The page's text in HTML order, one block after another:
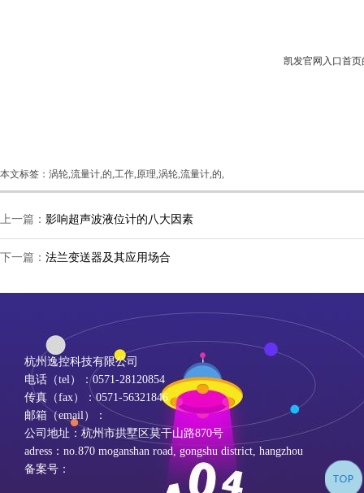
凯发官网入口首
本文标签：涡轮,流量计,的,工作,原理,涡轮,流量计,的,
上一篇： 影响超声波液位计的八大因素
下一篇： 法兰变送器及其应用场合
杭州逸控科技有限公司
电话（tel）：0571-28120854
传真（fax）：0571-56321846
邮箱（email）：
公司地址：杭州市拱墅区莫干山路870号
adress：no.870 moganshan road, gongshu district, hangzhou
备案号：